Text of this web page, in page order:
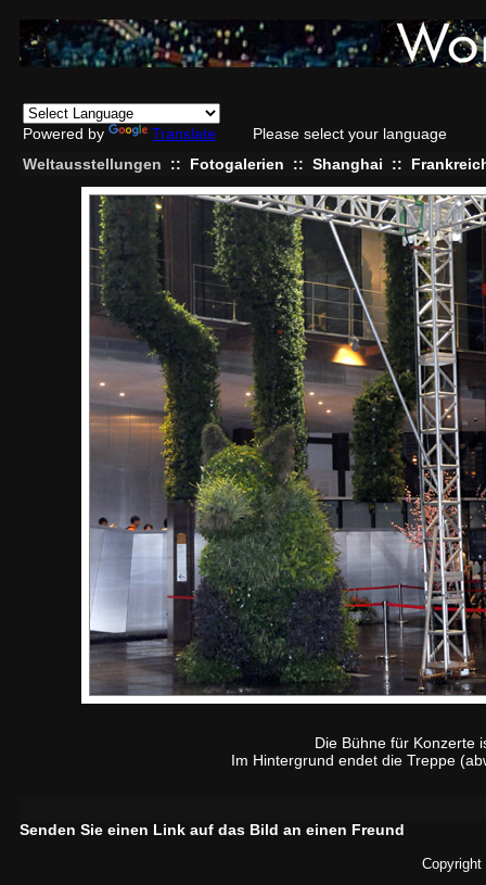
Powered by Translate
Please select your language
Weltausstellungen
:: Fotogalerien :: Shanghai ::
Die Bühne für Konzerte
Im Hintergrund endet die Treppe
Senden Sie einen Link auf das Bild an einen Freund